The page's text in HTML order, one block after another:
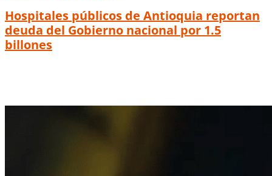
Hospitales públicos de Antioquia reportan
deuda del Gobierno nacional por 1.5
billones